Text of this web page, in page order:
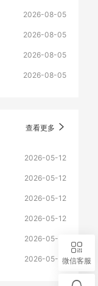
2026-08-05
2026-08-05
2026-08-05
2026-08-05
查看更多
2026-05-12
2026-05-12
2026-05-12
2026-05-12
2026-05-12
2026-05-12微信客服